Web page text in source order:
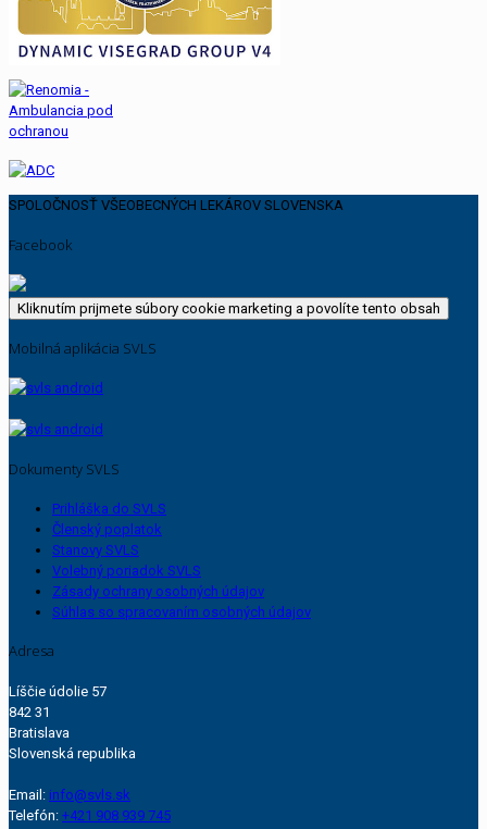
SPOLOČNOSŤ VŠEOBECNÝCH LEKÁROV SLOVENSKA
Facebook
Kliknutím prijmete súbory cookie marketing a povolíte tento obsah
Mobilná aplikácia SVLS
Dokumenty SVLS
Prihláška do SVLS
Členský poplatok
Stanovy SVLS
Volebný poriadok SVLS
Zásady ochrany osobných údajov
Súhlas so spracovaním osobných údajov
Adresa
Líščie údolie 57
842 31
Bratislava
Slovenská republika
Email: info@svls.sk
Telefón: +421 908 939 745